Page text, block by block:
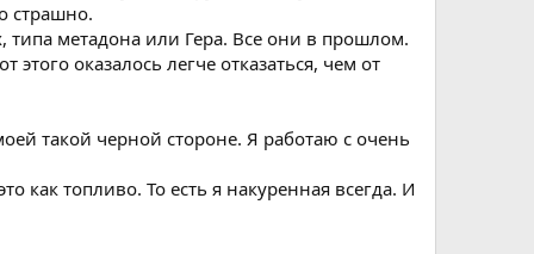
страшно.
метадона или Гера. Все они в прошлом.
оказалось легче отказаться, чем от
такой черной стороне. Я работаю с очень
как топливо. То есть я накуренная всегда. И